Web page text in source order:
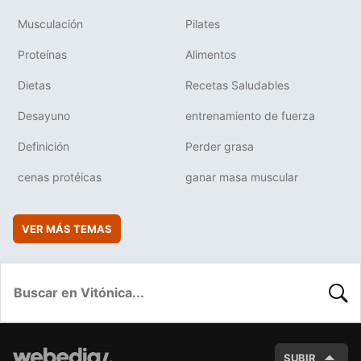
Musculación Pilates
Proteínas Alimentos
Dietas Recetas Saludables
Desayuno entrenamiento de fuerza
Definición Perder grasa
cenas protéicas ganar masa muscular
VER MÁS TEMAS
SUBIR